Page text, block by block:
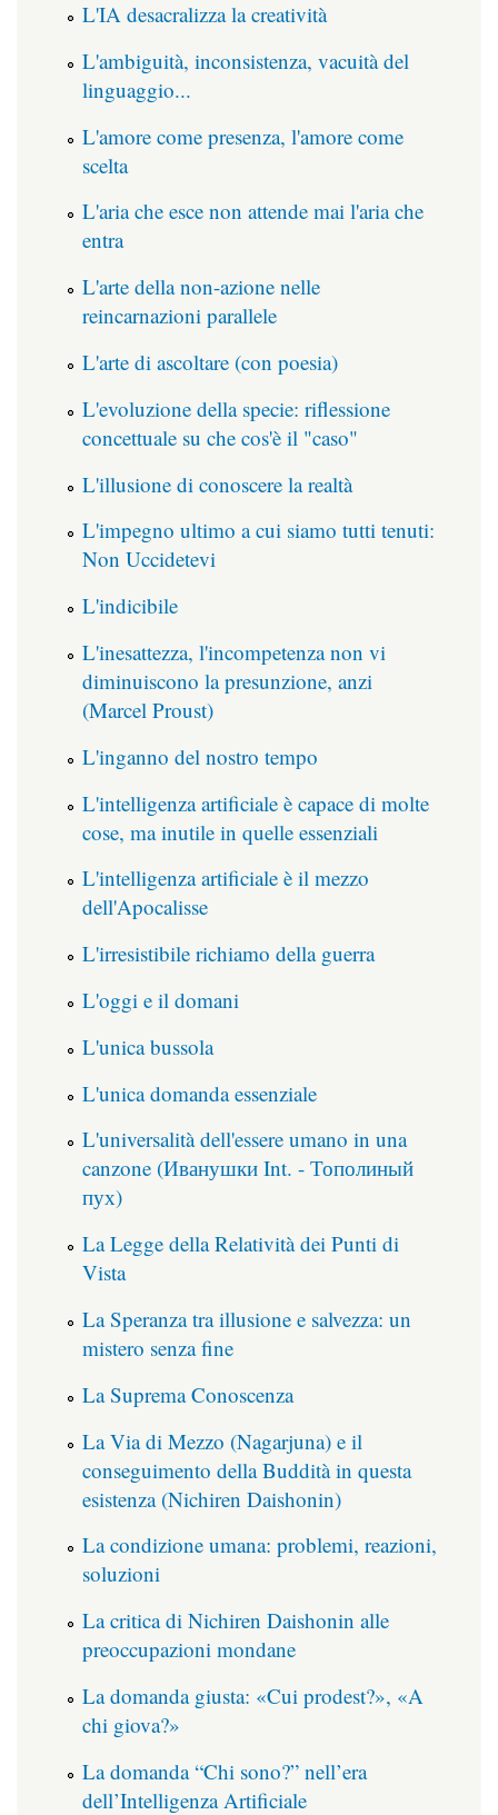
L'IA desacralizza la creatività
L'ambiguità, inconsistenza, vacuità del
linguaggio...
L'amore come presenza, l'amore come
scelta
L'aria che esce non attende mai l'aria che
entra
L'arte della non-azione nelle
reincarnazioni parallele
L'arte di ascoltare (con poesia)
L'evoluzione della specie: riflessione
concettuale su che cos'è il "caso"
L'illusione di conoscere la realtà
L'impegno ultimo a cui siamo tutti tenuti:
Non Uccidetevi
L'indicibile
L'inesattezza, l'incompetenza non vi
diminuiscono la presunzione, anzi
(Marcel Proust)
L'inganno del nostro tempo
L'intelligenza artificiale è capace di molte
cose, ma inutile in quelle essenziali
L'intelligenza artificiale è il mezzo
dell'Apocalisse
L'irresistibile richiamo della guerra
L'oggi e il domani
L'unica bussola
L'unica domanda essenziale
L'universalità dell'essere umano in una
canzone (Иванушки Int. - Тополиный
пух)
La Legge della Relatività dei Punti di
Vista
La Speranza tra illusione e salvezza: un
mistero senza fine
La Suprema Conoscenza
La Via di Mezzo (Nagarjuna) e il
conseguimento della Buddità in questa
esistenza (Nichiren Daishonin)
La condizione umana: problemi, reazioni,
soluzioni
La critica di Nichiren Daishonin alle
preoccupazioni mondane
La domanda giusta: «Cui prodest?», «A
chi giova?»
La domanda “Chi sono?” nell’era
dell’Intelligenza Artificiale